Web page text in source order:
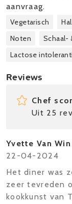
aanvraag.
Vegetarisch
Noten
Schaal-
Lactose
Reviews
Chef
Uit 25
Yvette Van Win
22-04-2024
Het diner was
zeer tevreden
kookkunst van